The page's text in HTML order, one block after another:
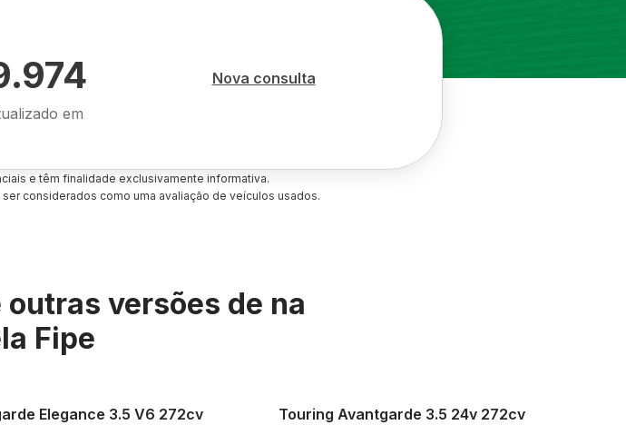
em
Nova consulta
e têm finalidade exclusivamente informativa.
considerados como uma avaliação de veículos usados.
outras versões de na
Fipe
Elegance 3.5 V6 272cv Touring Avantgarde 3.5 24v 272cv